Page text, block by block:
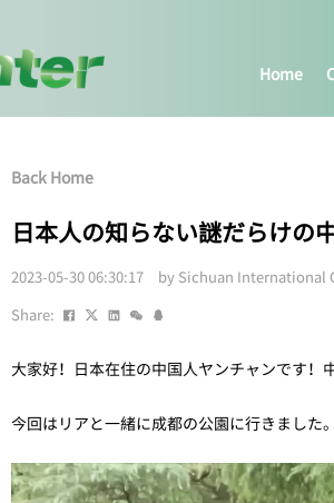
Home
Back Home
日本人の知らない謎だらけの
2023-05-30 06:30:17 by Sichuan
Share:
大家好！日本在住の中国人ヤンチャンです！
今回はリアと一緒に成都の公園に行きました